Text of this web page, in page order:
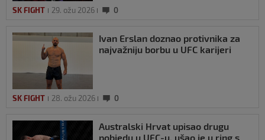
SK FIGHT 29. ožu 2026 0
Ivan Erslan doznao protivnika za
najvažniju borbu u UFC karijeri
SK FIGHT 28. ožu 2026 0
Australski Hrvat upisao drugu
pobjedu u UFC-u, ušao je u ring s